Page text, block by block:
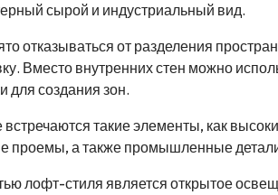
сырой и индустриальный вид.
отказываться от разделения
Вместо внутренних стен можно
для создания зон.
такие элементы, как
проемы, а также промышленные
лофт-стиля является открытое